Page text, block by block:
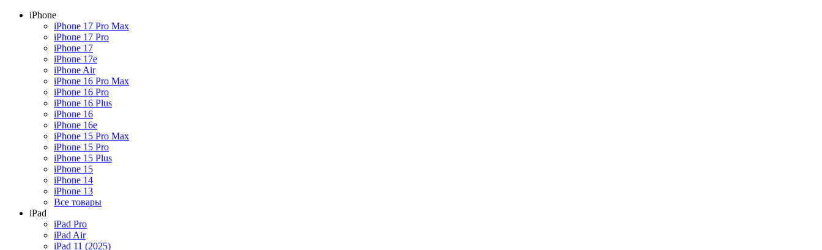
iPhone
iPhone 17 Pro Max
iPhone 17 Pro
iPhone 17
iPhone 17e
iPhone Air
iPhone 16 Pro Max
iPhone 16 Pro
iPhone 16 Plus
iPhone 16
iPhone 16e
iPhone 15 Pro Max
iPhone 15 Pro
iPhone 15 Plus
iPhone 15
iPhone 14
iPhone 13
Все товары
iPad
iPad Pro
iPad Air
iPad 11 (2025)